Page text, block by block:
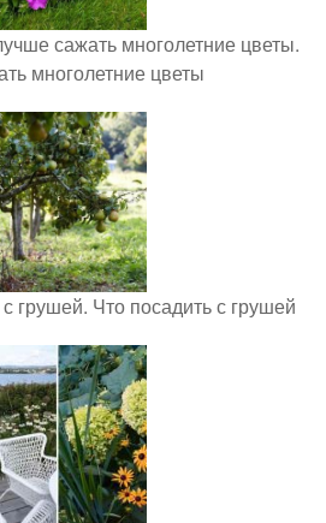
сажать многолетние цветы.
многолетние цветы
грушей. Что посадить с грушей